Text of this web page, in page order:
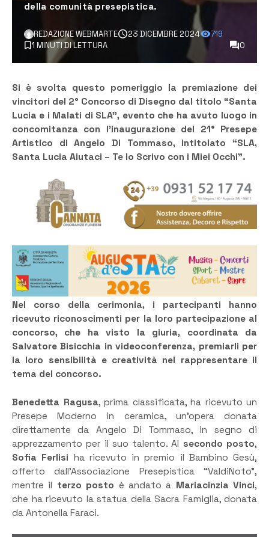
della comunità presepistica.
REDAZIONE WEBMARTE 23 DICEMBRE 2024
719
1 MINUTI DI LETTURA
0
Si è svolta questo pomeriggio la premiazione dei
vincitori del 2° Concorso di Disegno dal titolo “Santa
Lucia e i Malati di SLA”, evento che ha avuto luogo in
concomitanza con l’inaugurazione del 21° Presepe
Artistico di Angelo Di Tommaso, intitolato “SLA,
Santa Lucia Aiutaci – Te lo Scrivo con i Miei Occhi”.
Nel corso della cerimonia, i partecipanti hanno
ricevuto riconoscimenti per la loro partecipazione al
concorso, che ha visto la giuria, coordinata da
Salvatore Bisicchia in videoconferenza, premiarli per
la loro sensibilità e creatività nel rappresentare il
tema del concorso.
Benedetta Ragusa, prima classificata, ha ricevuto un
Presepe Moderno in ceramica, un’opera donata
direttamente da Angelo Di Tommaso, in segno di
apprezzamento per il suo talento. Al secondo posto,
Sofia Ferlisi ha ricevuto in premio il Bambino Gesù,
offerto dall’Associazione Presepistica “ValdiNoto”,
mentre il terzo posto è andato a Mariacinzia Vinci,
che ha ricevuto la statua della Sacra Famiglia, donata
da Antonella Faraci.